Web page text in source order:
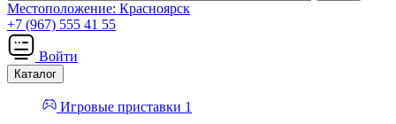
Местоположение: Красноярск
+7 (967) 555 41 55
Войти
Каталог
Игровые приставки 1